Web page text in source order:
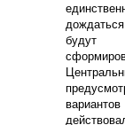
будут